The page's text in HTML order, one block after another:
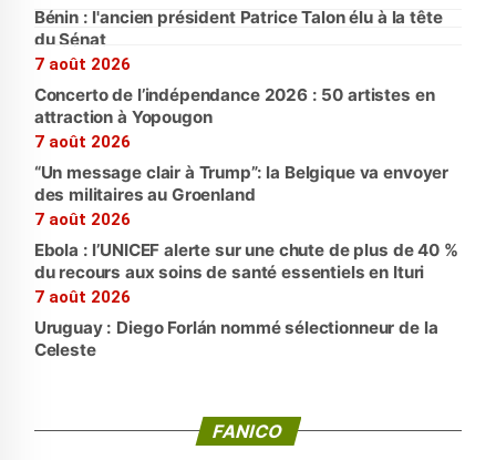
Bénin : l'ancien président Patrice Talon élu à la tête
du Sénat
7 août 2026
Concerto de l’indépendance 2026 : 50 artistes en
attraction à Yopougon
7 août 2026
“Un message clair à Trump”: la Belgique va envoyer
des militaires au Groenland
7 août 2026
Ebola : l’UNICEF alerte sur une chute de plus de 40 %
du recours aux soins de santé essentiels en Ituri
7 août 2026
Uruguay : Diego Forlán nommé sélectionneur de la
Celeste
FANICO